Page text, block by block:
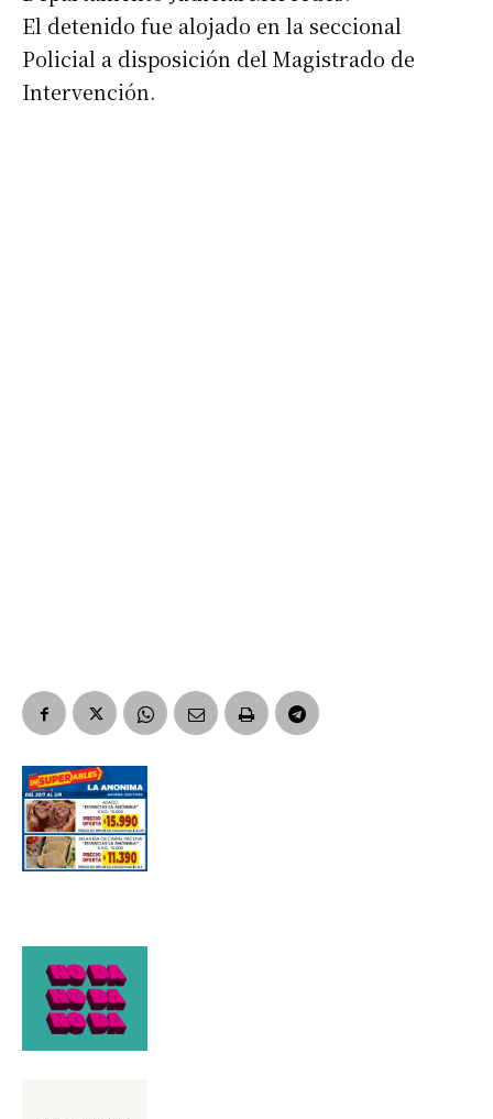
Apellidos
El detenido fue alojado en la seccional
Policial a disposición del Magistrado de
Intervención.